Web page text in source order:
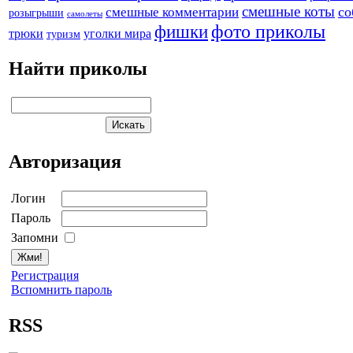
розыгрыши самолеты смешные комментарии смешные коты
трюки туризм уголки мира фишкифото приколы
Найти приколы
Авторизация
Логин
Пароль
Запомни
Регистрация
Вспомнить пароль
RSS